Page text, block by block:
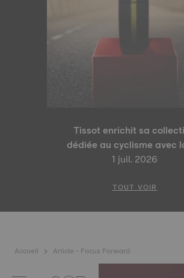
Tissot enrichit sa
dédiée au cyclisme avec la
100 Tour de France 2026
Cyclisme
1 juil. 2026
TOUT VOIR
Accueil Article - Focus Forward